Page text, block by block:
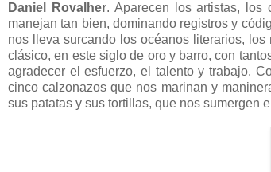
Daniel Rovalher. Aparecen los artistas,
manejan tan bien, dominando registros y
nos lleva surcando los océanos literarios,
clásico, en este siglo de oro y barro, con
agradecer el esfuerzo, el talento y trabajo.
cinco calzonazos que nos marinan y
sus patatas y sus tortillas, que nos sumergen